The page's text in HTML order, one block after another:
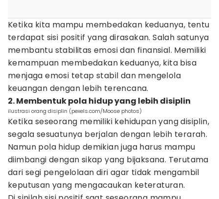
Ketika kita mampu membedakan keduanya, tentu
terdapat sisi positif yang dirasakan. Salah satunya
membantu stabilitas emosi dan finansial. Memiliki
kemampuan membedakan keduanya, kita bisa
menjaga emosi tetap stabil dan mengelola
keuangan dengan lebih terencana.
2. Membentuk pola hidup yang lebih disiplin
ilustrasi orang disiplin (pexels.com/Moose photos)
Ketika seseorang memiliki kehidupan yang disiplin,
segala sesuatunya berjalan dengan lebih terarah.
Namun pola hidup demikian juga harus mampu
diimbangi dengan sikap yang bijaksana. Terutama
dari segi pengelolaan diri agar tidak mengambil
keputusan yang mengacaukan keteraturan.